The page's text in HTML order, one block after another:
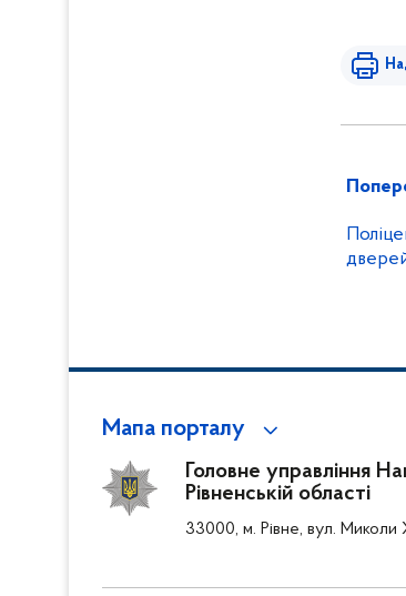
Мапа порталу
Головне управління
Рівненській області
33000, м. Рівне, вул. Миколи